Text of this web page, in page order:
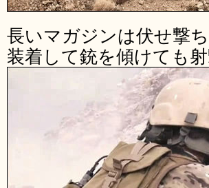
長いマガジンは伏せ撃
装着して銃を傾けても